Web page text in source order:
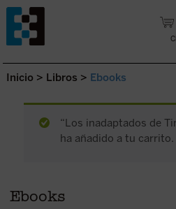
Saltar al contenido.
Inicio > Libros > Ebooks
“Los inadaptados de
ha añadido a tu carrito.
Ebooks